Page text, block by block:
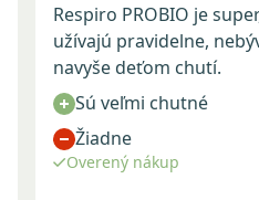
Respiro PROBIO je
užívajú pravidelne,
navyše deťom chutí.
Sú veľmi chutné
Žiadne
Overený nákup